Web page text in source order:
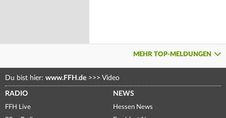
MEHR TOP-MELDUNGEN
Du bist hier: www.FFH.de >>> Video
RADIO
FFH Live
NEWS
Hessen News